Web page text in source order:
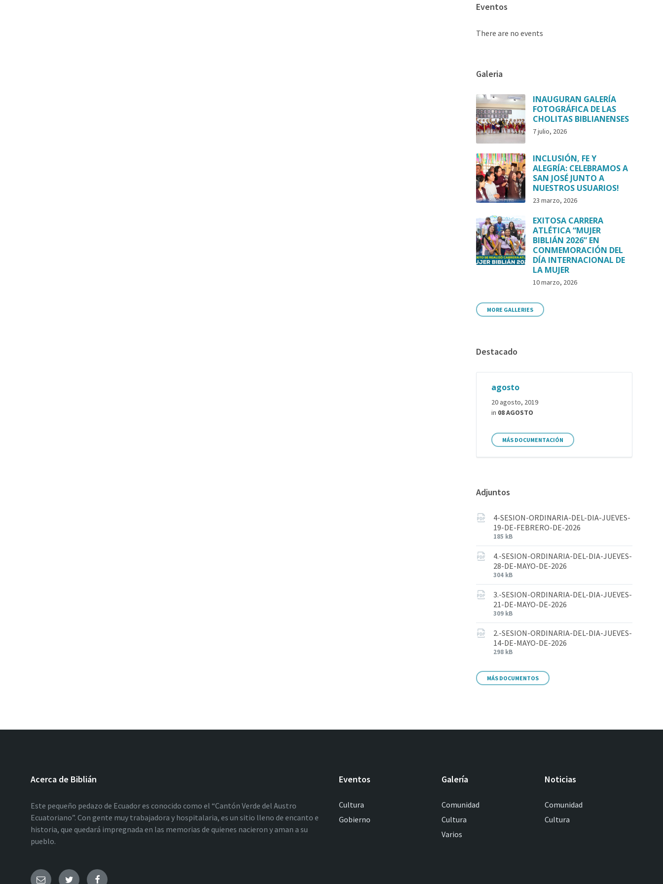
Eventos
There are no events
Galeria
INAUGURAN GALERÍA
FOTOGRÁFICA DE LAS
CHOLITAS BIBLIANENSES
7 julio, 2026
INCLUSIÓN, FE Y
ALEGRÍA: CELEBRAMOS A
SAN JOSÉ JUNTO A
NUESTROS USUARIOS!
23 marzo, 2026
EXITOSA CARRERA
ATLÉTICA “MUJER
BIBLIÁN 2026” EN
CONMEMORACIÓN DEL
DÍA INTERNACIONAL DE
LA MUJER
10 marzo, 2026
MORE GALLERIES
Destacado
agosto
20 agosto, 2019
in 08 AGOSTO
MÁS DOCUMENTACIÓN
Adjuntos
4-SESION-ORDINARIA-DEL-DIA-JUEVES-
19-DE-FEBRERO-DE-2026
185 kB
4.-SESION-ORDINARIA-DEL-DIA-JUEVES-
28-DE-MAYO-DE-2026
304 kB
3.-SESION-ORDINARIA-DEL-DIA-JUEVES-
21-DE-MAYO-DE-2026
309 kB
2.-SESION-ORDINARIA-DEL-DIA-JUEVES-
14-DE-MAYO-DE-2026
298 kB
MÁS DOCUMENTOS
Acerca de Biblián
Este pequeño pedazo de Ecuador es conocido como el “Cantón Verde del Austro
Ecuatoriano”. Con gente muy trabajadora y hospitalaria, es un sitio lleno de encanto e
historia, que quedará impregnada en las memorias de quienes nacieron y aman a su
pueblo.
Eventos
Cultura
Gobierno
Galería
Comunidad
Cultura
Varios
Noticias
Comunidad
Cultura